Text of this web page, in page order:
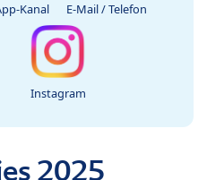
Kanal E-Mail / Telefon
Instagram
2025